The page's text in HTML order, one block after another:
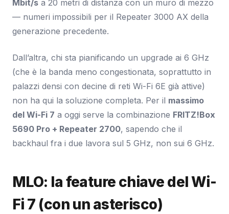
Mbit/s a 20 metri di distanza con un muro di mezzo
— numeri impossibili per il Repeater 3000 AX della
generazione precedente.
Dall’altra, chi sta pianificando un upgrade ai 6 GHz
(che è la banda meno congestionata, soprattutto in
palazzi densi con decine di reti Wi-Fi 6E già attive)
non ha qui la soluzione completa. Per il massimo
del Wi-Fi 7 a oggi serve la combinazione FRITZ!Box
5690 Pro + Repeater 2700, sapendo che il
backhaul fra i due lavora sul 5 GHz, non sui 6 GHz.
MLO: la feature chiave del Wi-
Fi 7 (con un asterisco)